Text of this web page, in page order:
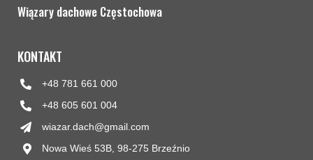
Wiązary dachowe Częstochowa
KONTAKT
+48 781 661 000
+48 605 601 004
wiazar.dach@gmail.com
Nowa Wieś 53B, 98-275 Brzeźnio